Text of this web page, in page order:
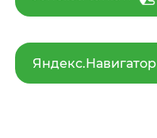
Яндекс.Навигатор